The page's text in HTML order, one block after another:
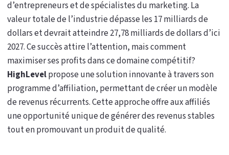
d’entrepreneurs et de spécialistes du marketing. La
valeur totale de l’industrie dépasse les 17 milliards de
dollars et devrait atteindre 27,78 milliards de dollars d’ici
2027. Ce succès attire l’attention, mais comment
maximiser ses profits dans ce domaine compétitif?
HighLevelpropose une solution innovante à travers son
programme d’affiliation, permettant de créer un modèle
de revenus récurrents. Cette approche offre aux affiliés
une opportunité unique de générer des revenus stables
tout en promouvant un produit de qualité.